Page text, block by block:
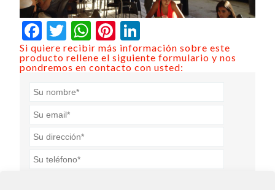
Facebook
Twitter
WhatsApp
Pinterest
Si quiere recibir más información sobre este
producto rellene el siguiente formulario y nos
pondremos en contacto con usted: